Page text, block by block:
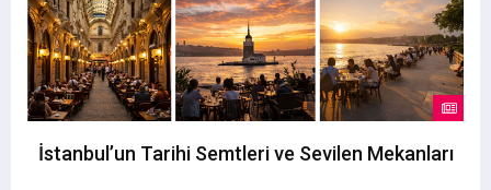
İstanbul’un Tarihi Semtleri ve Sevilen Mekanları